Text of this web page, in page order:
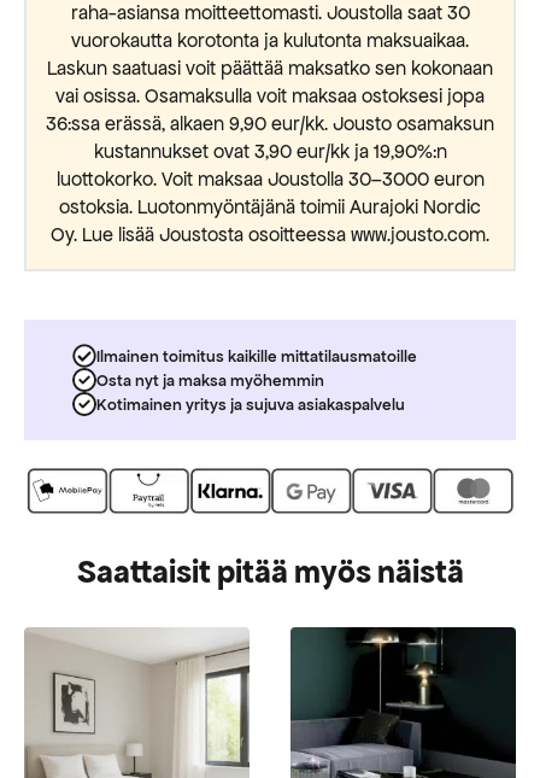
raha-asiansa moitteettomasti. Joustolla saat 30
vuorokautta korotonta ja kulutonta maksuaikaa.
Laskun saatuasi voit päättää maksatko sen kokonaan
vai osissa. Osamaksulla voit maksaa ostoksesi jopa
36:ssa erässä, alkaen 9,90 eur/kk. Jousto osamaksun
kustannukset ovat 3,90 eur/kk ja 19,90%:n
luottokorko. Voit maksaa Joustolla 30–3000 euron
ostoksia. Luotonmyöntäjänä toimii Aurajoki Nordic
Oy. Lue lisää Joustosta osoitteessa www.jousto.com.
Ilmainen toimitus kaikille mittatilausmatoille
Osta nyt ja maksa myöhemmin
Kotimainen yritys ja sujuva asiakaspalvelu
Saattaisit pitää myös näistä